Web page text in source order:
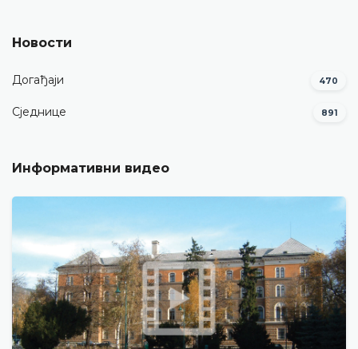
Новости
Догађаји 470
Сједнице 891
Информативни видео